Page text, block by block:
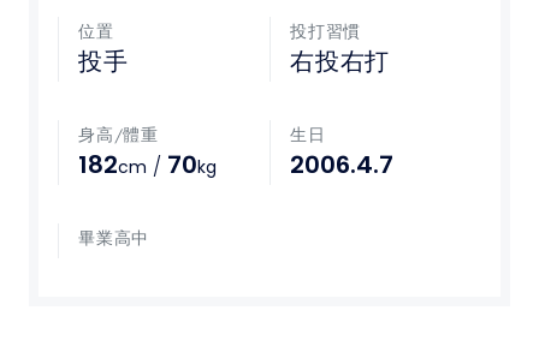
下載專區
聯絡我們
位置
投手
投打習慣
右投右打
身高/體重
182cm / 70kg
生日
2006.4.7
畢業高中